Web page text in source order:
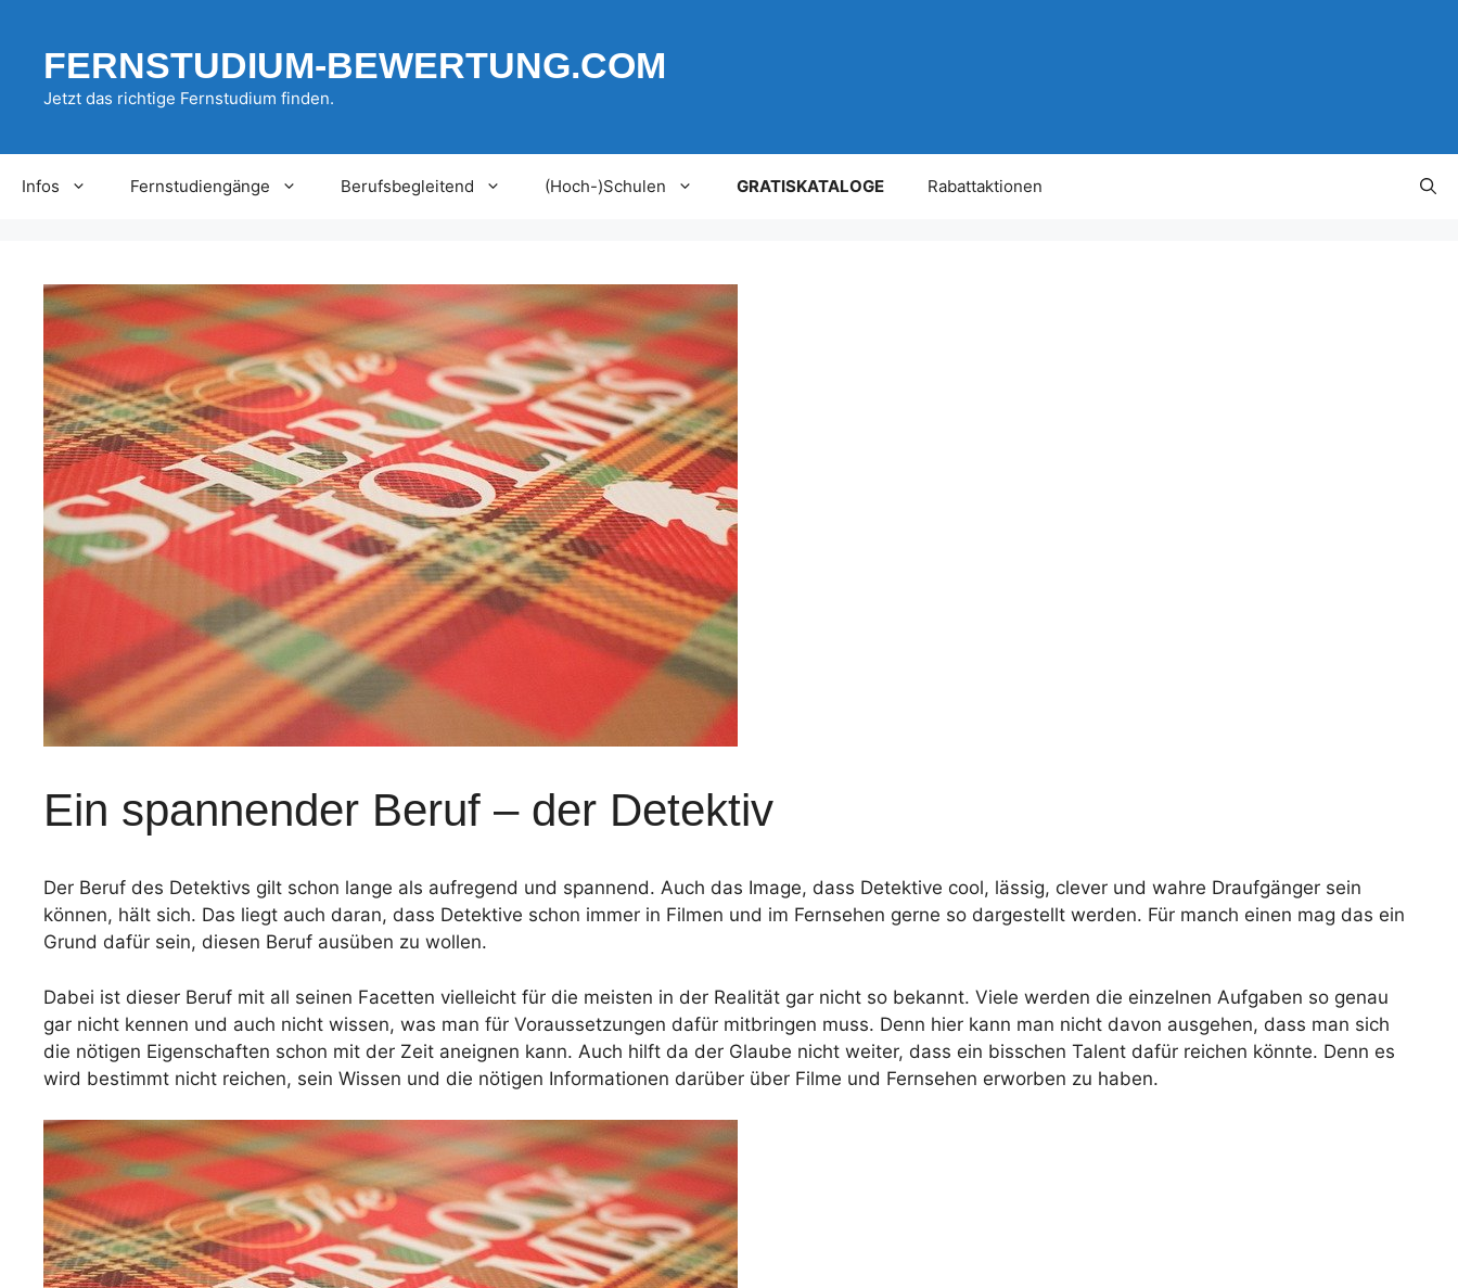
springenFERNSTUDIUM-BEWERTUNG.COM
Jetzt das richtige Fernstudium finden.
Infos Fernstudiengänge Berufsbegleitend (Hoch-)Schulen GRATISKATALOGE Rabattaktionen
Ein spannender Beruf – der Detektiv
Der Beruf des Detektivs gilt schon lange als aufregend und spannend. Auch das Image, dass Detektive cool, lässig, clever und wahre Draufgänger sein
können, hält sich. Das liegt auch daran, dass Detektive schon immer in Filmen und im Fernsehen gerne so dargestellt werden. Für manch einen mag das ein
Grund dafür sein, diesen Beruf ausüben zu wollen.
Dabei ist dieser Beruf mit all seinen Facetten vielleicht für die meisten in der Realität gar nicht so bekannt. Viele werden die einzelnen Aufgaben so genau
gar nicht kennen und auch nicht wissen, was man für Voraussetzungen dafür mitbringen muss. Denn hier kann man nicht davon ausgehen, dass man sich
die nötigen Eigenschaften schon mit der Zeit aneignen kann. Auch hilft da der Glaube nicht weiter, dass ein bisschen Talent dafür reichen könnte. Denn es
wird bestimmt nicht reichen, sein Wissen und die nötigen Informationen darüber über Filme und Fernsehen erworben zu haben.